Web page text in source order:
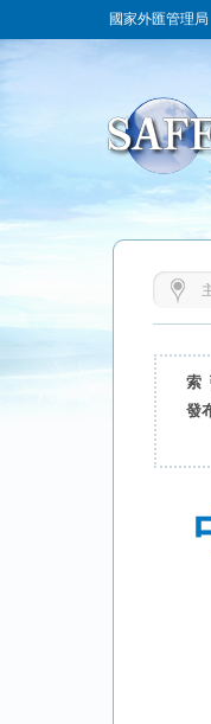
國家外匯管理局
索
發